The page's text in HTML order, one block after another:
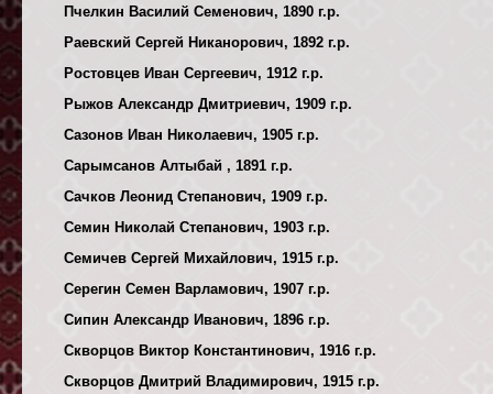
Пчелкин Василий Семенович, 1890 г.р.
Раевский Сергей Никанорович, 1892 г.р.
Ростовцев Иван Сергеевич, 1912 г.р.
Рыжов Александр Дмитриевич, 1909 г.р.
Сазонов Иван Николаевич, 1905 г.р.
Сарымсанов Алтыбай , 1891 г.р.
Сачков Леонид Степанович, 1909 г.р.
Семин Николай Степанович, 1903 г.р.
Семичев Сергей Михайлович, 1915 г.р.
Серегин Семен Варламович, 1907 г.р.
Сипин Александр Иванович, 1896 г.р.
Скворцов Виктор Константинович, 1916 г.р.
Скворцов Дмитрий Владимирович, 1915 г.р.